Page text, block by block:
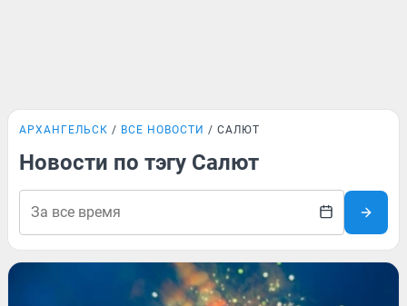
АРХАНГЕЛЬСК ВСЕ НОВОСТИ САЛЮТ
Новости по тэгу Салют